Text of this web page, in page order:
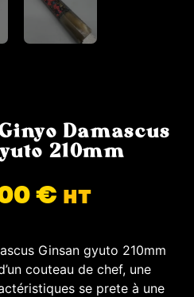
Damascus
210mm
€ HT
Ginsan gyuto 210mm
couteau de chef, une
se prete à une